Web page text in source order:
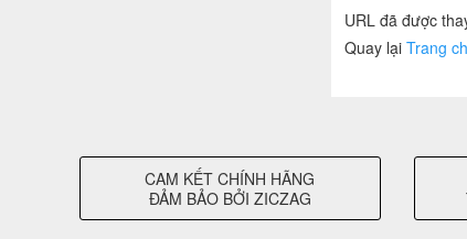
URL đã được
Quay lại Trang
CAM KẾT CHÍNH HÃNG
ĐẢM BẢO BỞI ZICZAG